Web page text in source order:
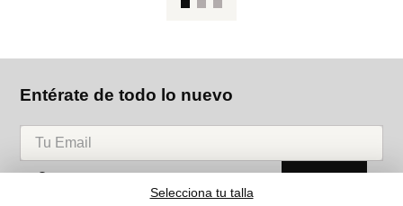
Selecciona tu talla
Entérate de todo lo nuevo